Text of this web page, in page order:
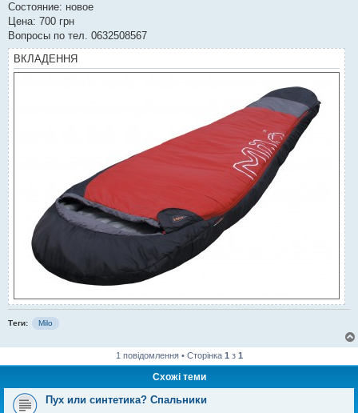
Состояние: новое
Цена: 700 грн
Вопросы по тел. 0632508567
ВКЛАДЕННЯ
Теги: Milo
1 повідомлення • Сторінка 1 з 1
Схожі теми
Пух или синтетика? Спальники